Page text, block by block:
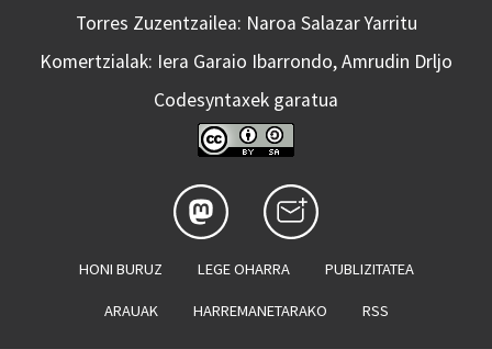
Torres Zuzentzailea: Naroa Salazar Yarritu
Komertzialak: Iera Garaio Ibarrondo, Amrudin Drljo
Codesyntaxek garatua
HONI BURUZ LEGE OHARRA PUBLIZITATEA
ARAUAK HARREMANETARAKO RSS